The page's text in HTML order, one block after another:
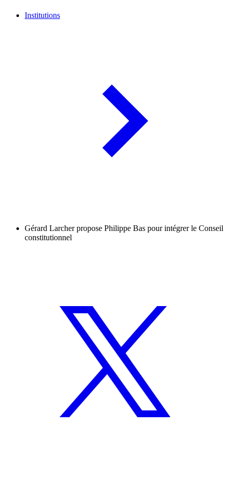
Institutions
Gérard Larcher propose Philippe Bas pour intégrer le Conseil
constitutionnel